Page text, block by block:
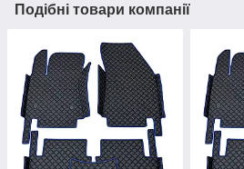
Подібні товари компанії